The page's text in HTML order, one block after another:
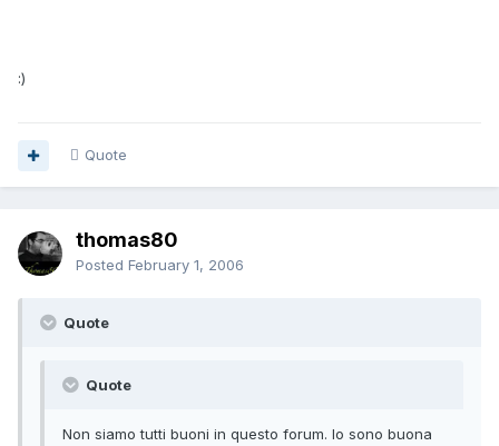
:)
Quote
thomas80
Posted February 1, 2006
Quote
Quote
Non siamo tutti buoni in questo forum. Io sono buona